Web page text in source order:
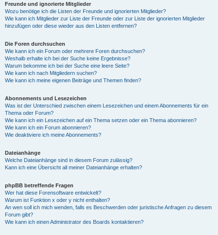
Freunde und ignorierte Mitglieder
Wozu benötige ich die Listen der Freunde und ignorierten Mitglieder?
Wie kann ich Mitglieder zur Liste der Freunde oder zur Liste der ignorierten Mitglieder
hinzufügen oder diese wieder aus den Listen entfernen?
Die Foren durchsuchen
Wie kann ich ein Forum oder mehrere Foren durchsuchen?
Weshalb erhalte ich bei der Suche keine Ergebnisse?
Warum bekomme ich bei der Suche eine leere Seite?
Wie kann ich nach Mitgliedern suchen?
Wie kann ich meine eigenen Beiträge und Themen finden?
Abonnements und Lesezeichen
Was ist der Unterschied zwischen einem Lesezeichen und einem Abonnements für ein
Thema oder Forum?
Wie kann ich ein Lesezeichen auf ein Thema setzen oder ein Thema abonnieren?
Wie kann ich ein Forum abonnieren?
Wie deaktiviere ich meine Abonnements?
Dateianhänge
Welche Dateianhänge sind in diesem Forum zulässig?
Kann ich eine Übersicht all meiner Dateianhänge erhalten?
phpBB betreffende Fragen
Wer hat diese Forensoftware entwickelt?
Warum ist Funktion x oder y nicht enthalten?
An wen soll ich mich wenden, falls es Beschwerden oder juristische Anfragen zu diesem
Forum gibt?
Wie kann ich einen Administrator des Boards kontaktieren?